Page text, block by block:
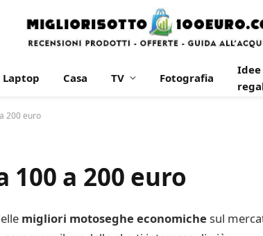
Laptop Casa TV Fotografia
Idee
200 euro
a 200 euro
migliori motoseghe economiche sul